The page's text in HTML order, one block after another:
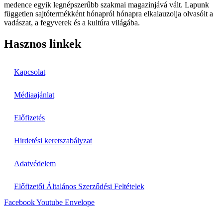
medence egyik legnépszerűbb szakmai magazinjává vált. Lapunk
független sajtótermékként hónapról hónapra elkalauzolja olvasóit a
vadászat, a fegyverek és a kultúra világába.
Hasznos linkek
Kapcsolat
Médiaajánlat
Előfizetés
Hirdetési keretszabályzat
Adatvédelem
Előfizetői Általános Szerződési Feltételek
FacebookYoutube Envelope